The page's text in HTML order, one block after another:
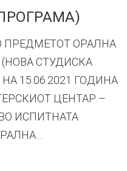
ПРЕДМЕТОТ ОРАЛНА
СТУДИСКА
15.06.2021 ГОДИНА
ЦЕНТАР –
ИСПИТНАТА